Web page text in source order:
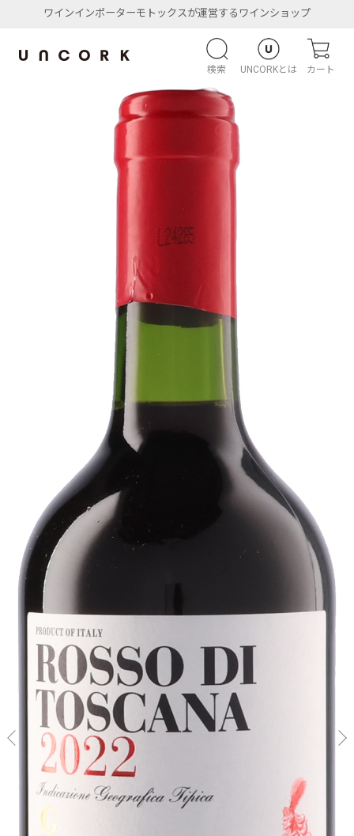
ワインインポーターモトックスが運営するワインショップ
検索 UNCORKとは カート